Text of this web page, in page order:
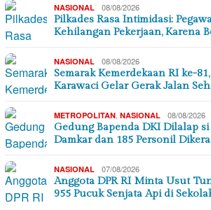
NASIONAL 08/08/2026
Pilkades Rasa Intimidasi:
Kehilangan Pekerjaan, Karena
NASIONAL 08/08/2026
Semarak Kemerdekaan RI ke-
Karawaci Gelar Gerak Jalan
METROPOLITAN NASIONAL 08/08/2026
Gedung Bapenda DKI Dilalap
Damkar dan 185 Personil
NASIONAL 07/08/2026
Anggota DPR RI Minta Usut
955 Pucuk Senjata Api di